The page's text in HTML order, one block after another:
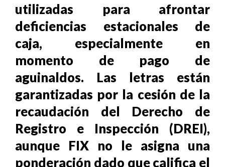
utilizadas para afrontar
deficiencias estacionales de
caja, especialmente en
momento de pago de
aguinaldos. Las letras están
garantizadas por la cesión de la
recaudación del Derecho de
Registro e Inspección (DREI),
aunque FIX no le asigna una
ponderación dado que califica el